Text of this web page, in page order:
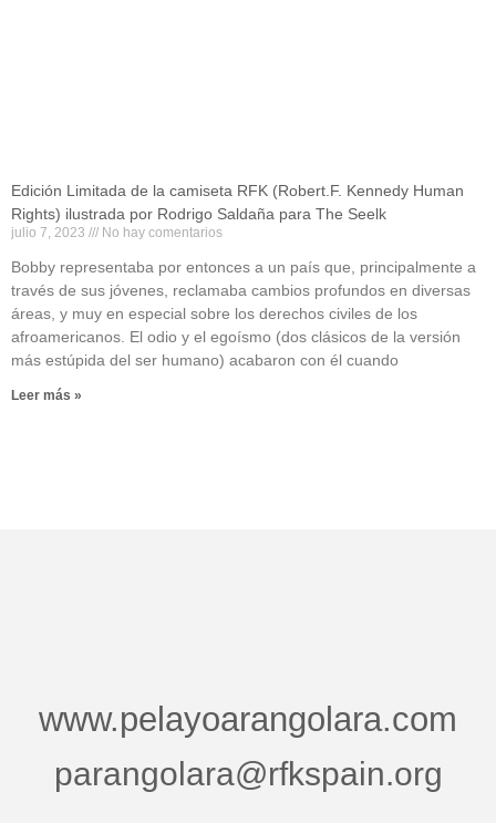
Edición Limitada de la camiseta RFK (Robert.F. Kennedy Human
Rights) ilustrada por Rodrigo Saldaña para The Seelk
julio 7, 2023 No hay comentarios
Bobby representaba por entonces a un país que, principalmente a
través de sus jóvenes, reclamaba cambios profundos en diversas
áreas, y muy en especial sobre los derechos civiles de los
afroamericanos. El odio y el egoísmo (dos clásicos de la versión
más estúpida del ser humano) acabaron con él cuando
Leer más »
www.pelayoarangolara.com
parangolara@rfkspain.org